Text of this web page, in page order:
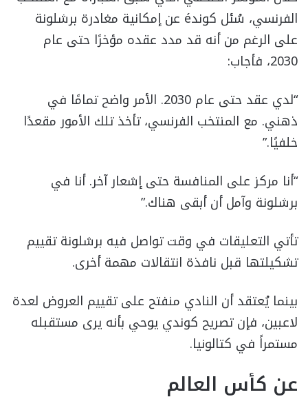
الفرنسي، سُئل كوندé عن إمكانية مغادرة برشلونة
على الرغم من أنه قد مدد عقده مؤخرًا حتى عام
2030، فأجاب:
“لدي عقد حتى عام 2030. الأمر واضح تمامًا في
ذهني. مع المنتخب الفرنسي، تأخذ تلك الأمور مقعدًا
خلفيًا.”
“أنا مركز على المنافسة حتى إشعار آخر. أنا في
برشلونة وآمل أن أبقى هناك.”
تأتي التعليقات في وقت تواصل فيه برشلونة تقييم
تشكيلتها قبل نافذة انتقالات مهمة أخرى.
بينما يُعتقد أن النادي منفتح على تقييم العروض لعدة
لاعبين، فإن تصريح كوندي يوحي بأنه يرى مستقبله
مستمراً في كتالونيا.
عن كأس العالم